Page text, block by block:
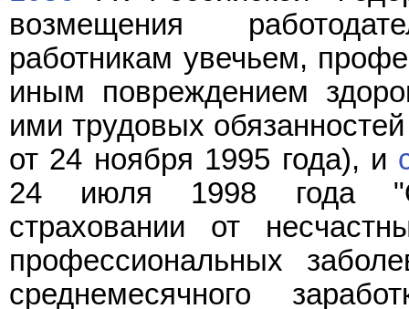
возмещения
работникам увечьем,
иным повреждением
ими трудовых
от 24 ноября 1995 года), и
24 июля 1998 года
страховании от
профессиональных
среднемесячного